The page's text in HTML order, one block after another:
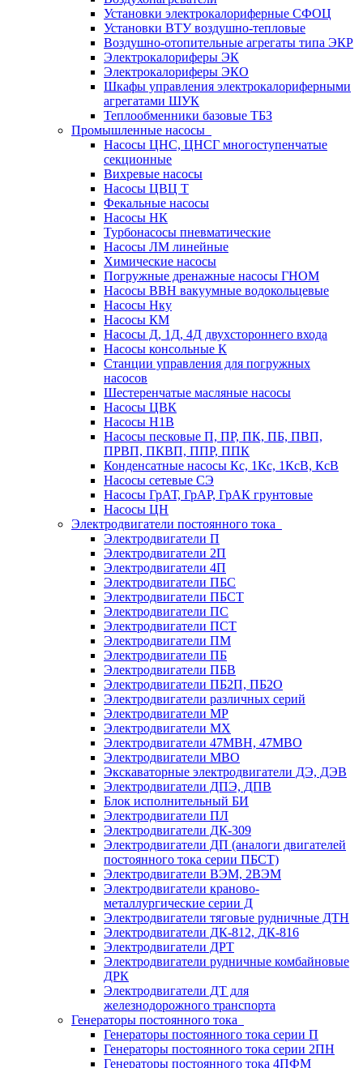
Установки электрокалориферные СФОЦ
Установки ВТУ воздушно-тепловые
Воздушно-отопительные агрегаты типа ЭКР
Электрокалориферы ЭК
Электрокалориферы ЭКО
Шкафы управления электрокалориферными
агрегатами ШУК
Теплообменники базовые ТБЗ
Промышленные насосы
Насосы ЦНС, ЦНСГ многоступенчатые
секционные
Вихревые насосы
Насосы ЦВЦ Т
Фекальные насосы
Насосы НК
Турбонасосы пневматические
Насосы ЛМ линейные
Химические насосы
Погружные дренажные насосы ГНОМ
Насосы ВВН вакуумные водокольцевые
Насосы Нку
Насосы КМ
Насосы Д, 1Д, 4Д двухстороннего входа
Насосы консольные К
Станции управления для погружных
насосов
Шестеренчатые масляные насосы
Насосы ЦВК
Насосы Н1В
Насосы песковые П, ПР, ПК, ПБ, ПВП,
ПРВП, ПКВП, ППР, ППК
Конденсатные насосы Кс, 1Кс, 1КсВ, КсВ
Насосы сетевые СЭ
Насосы ГрАТ, ГрАР, ГрАК грунтовые
Насосы ЦН
Электродвигатели постоянного тока
Электродвигатели П
Электродвигатели 2П
Электродвигатели 4П
Электродвигатели ПБС
Электродвигатели ПБСТ
Электродвигатели ПС
Электродвигатели ПСТ
Электродвигатели ПМ
Электродвигатели ПБ
Электродвигатели ПБВ
Электродвигатели ПБ2П, ПБ2О
Электродвигатели различных серий
Электродвигатели МР
Электродвигатели MX
Электродвигатели 47MBH, 47МВО
Электродвигатели MBO
Экскаваторные электродвигатели ДЭ, ДЭВ
Электродвигатели ДПЭ, ДПВ
Блок исполнительный БИ
Электродвигатели ПЛ
Электродвигатели ДК-309
Электродвигатели ДП (аналоги двигателей
постоянного тока серии ПБСТ)
Электродвигатели ВЭМ, 2ВЭМ
Электродвигатели краново-
металлургические серии Д
Электродвигатели тяговые рудничные ДТН
Электродвигатели ДК-812, ДК-816
Электродвигатели ДРТ
Электродвигатели рудничные комбайновые
ДРК
Электродвигатели ДТ для
железнодорожного транспорта
Генераторы постоянного тока
Генераторы постоянного тока серии П
Генераторы постоянного тока серии 2ПН
Генераторы постоянного тока 4ПФМ